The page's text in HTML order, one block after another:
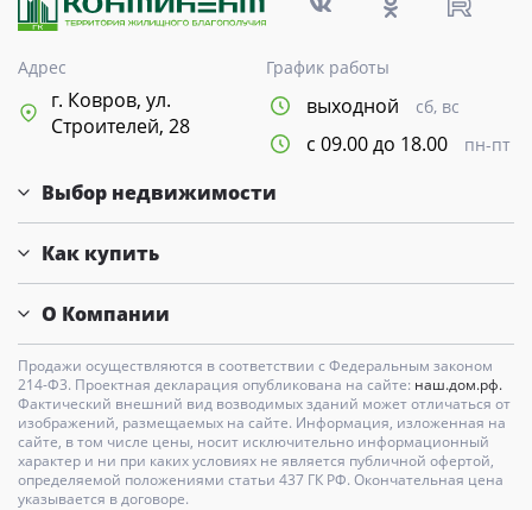
Адрес
г. Ковров, ул.
Строителей, 28
График работы
выходной сб, вс
с 09.00 до 18.00 пн-пт
Выбор недвижимости
Как купить
О Компании
Продажи осуществляются в соответствии с Федеральным законом
214-Ф3. Проектная декларация опубликована на сайте: наш.дом.рф.
Фактический внешний вид возводимых зданий может отличаться от
изображений, размещаемых на сайте. Информация, изложенная на
сайте, в том числе цены, носит исключительно информационный
характер и ни при каких условиях не является публичной офертой,
определяемой положениями статьи 437 ГК РФ. Окончательная цена
указывается в договоре.